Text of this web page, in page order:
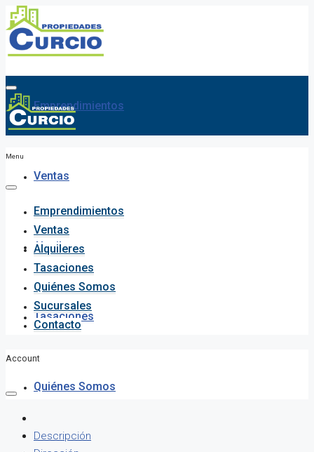
Emprendimientos
Ventas
Alquileres
Tasaciones
Quiénes Somos
Menu
Emprendimientos
Ventas
Alquileres
Tasaciones
Quiénes Somos
Sucursales
Contacto
Account
Descripción